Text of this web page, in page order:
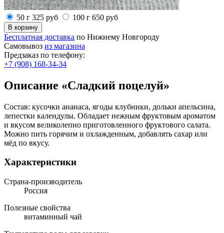
50 г 325 руб 100 г 650 руб
Бесплатная доставка по Нижнему Новгороду
Самовывоз из магазина
Предзаказ по телефону:
+7 (908) 168-34-34
Описание «Сладкий поцелуй»
Состав: кусочки ананаса, ягоды клубники, дольки апельсина,
лепестки календулы. Обладает нежным фруктовым ароматом
и вкусом великолепно приготовленного фруктового салата.
Можно пить горячим и охлажденным, добавлять сахар или
мёд по вкусу.
Характеристики
Страна-производитель
Россия
Полезные свойства
витаминный чай